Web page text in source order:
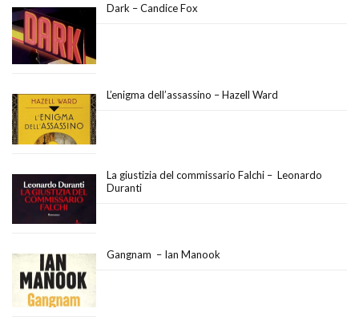
Dark – Candice Fox
L’enigma dell’assassino – Hazell Ward
La giustizia del commissario Falchi – Leonardo
Duranti
Gangnam – Ian Manook